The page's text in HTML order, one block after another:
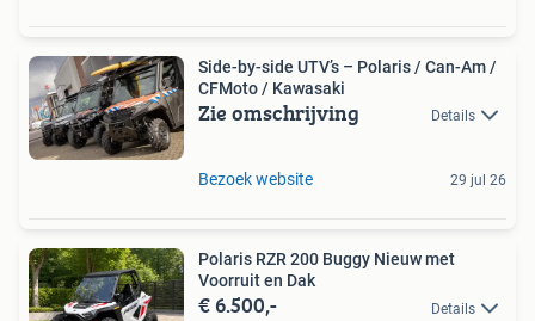
Side-by-side UTV’s – Polaris / Can-Am /
CFMoto / Kawasaki
Zie omschrijving Details
Bezoek website 29 jul 26
Polaris RZR 200 Buggy Nieuw met
Voorruit en Dak
€ 6.500,- Details